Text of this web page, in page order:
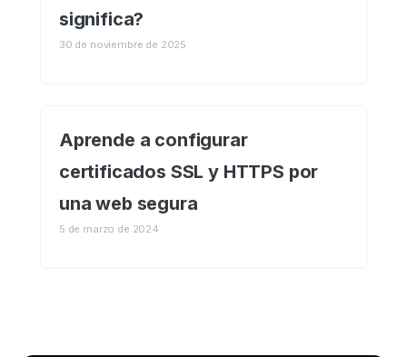
significa?
30 de noviembre de 2025
Aprende a configurar
certificados SSL y HTTPS por
una web segura
5 de marzo de 2024